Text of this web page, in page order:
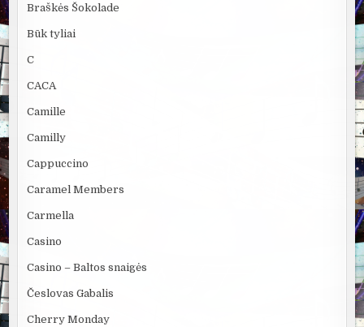
Braškės Šokolade
Būk tyliai
C
CACA
Camille
Camilly
Cappuccino
Caramel Members
Carmella
Casino
Casino – Baltos snaigės
Česlovas Gabalis
Cherry Monday